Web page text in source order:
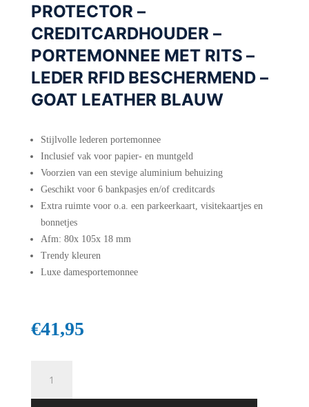
PROTECTOR –
CREDITCARDHOUDER –
PORTEMONNEE MET RITS –
LEDER RFID BESCHERMEND –
GOAT LEATHER BLAUW
Stijlvolle lederen portemonnee
Inclusief vak voor papier- en muntgeld
Voorzien van een stevige aluminium behuizing
Geschikt voor 6 bankpasjes en/of creditcards
Extra ruimte voor o.a. een parkeerkaart, visitekaartjes en
bonnetjes
Afm: 80x 105x 18 mm
Trendy kleuren
Luxe damesportemonnee
€41,95
Card